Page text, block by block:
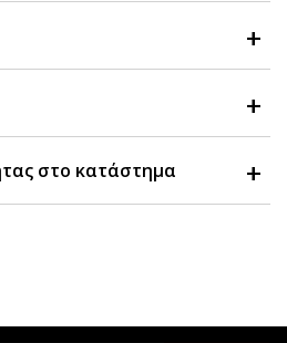
στο κατάστημα